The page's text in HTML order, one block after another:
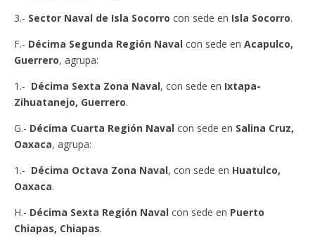
3.- Sector Naval de Isla Socorro con sede en Isla Socorro.
F.- Décima Segunda Región Naval con sede en Acapulco,
Guerrero, agrupa:
1.- Décima Sexta Zona Naval, con sede en Ixtapa-
Zihuatanejo, Guerrero.
G.- Décima Cuarta Región Naval con sede en Salina Cruz,
Oaxaca, agrupa:
1.- Décima Octava Zona Naval, con sede en Huatulco,
Oaxaca.
H.- Décima Sexta Región Naval con sede en Puerto
Chiapas, Chiapas.